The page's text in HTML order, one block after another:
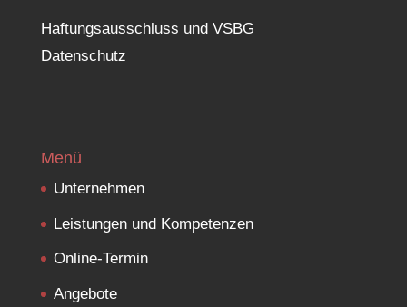
Haftungsausschluss und VSBG
Datenschutz
Menü
Unternehmen
Leistungen und Kompetenzen
Online-Termin
Angebote